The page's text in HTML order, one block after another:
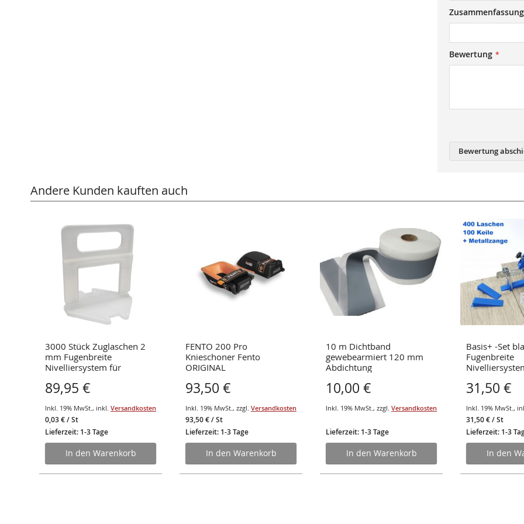
Zusammenfassung
Bewertung
Bewertung
Andere Kunden kauften auch
3000 Stück Zuglaschen 2
mm Fugenbreite
Nivelliersystem für
89,95 €
Inkl. 19% MwSt., inkl. Versandkosten
0,03 €/ St
Lieferzeit: 1-3 Tage
In den Warenkorb
FENTO 200 Pro
Knieschoner Fento
ORIGINAL
93,50 €
Inkl. 19% MwSt., zzgl. Versandkosten
93,50 €/ St
Lieferzeit: 1-3 Tage
In den Warenkorb
10 m Dichtband
gewebearmiert 120 mm
Abdichtung
10,00 €
Inkl. 19% MwSt., zzgl. Versandkosten
Lieferzeit: 1-3 Tage
In den Warenkorb
Basis+ -Set
Fugenbreite
31,50 €
Inkl. 19% MwSt.,
31,50 €/ St
Lieferzeit: 1-3
In den